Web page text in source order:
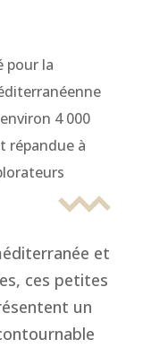
pour la
4 000
répandue à
et
ces petites
un